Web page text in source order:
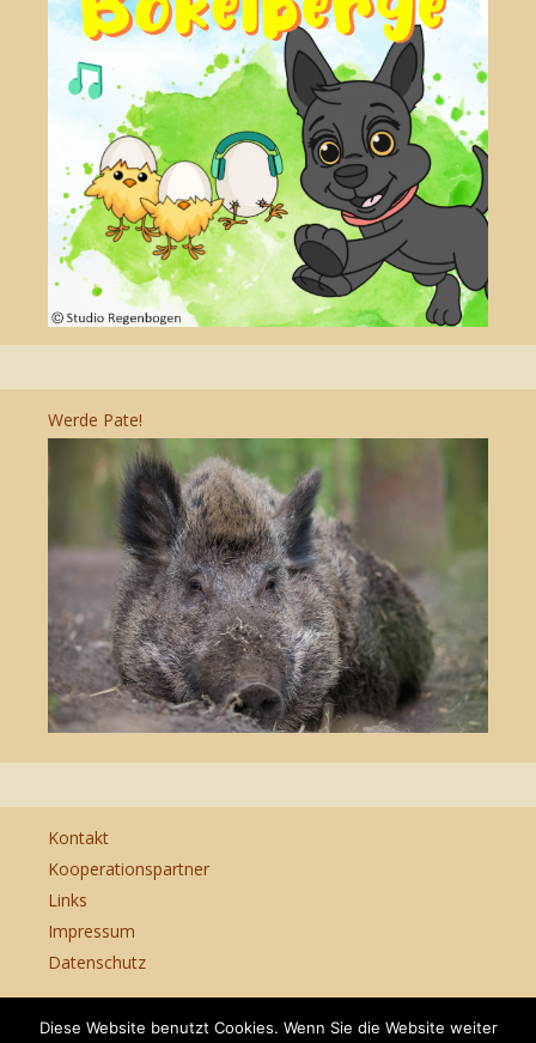
Werde Pate!
Kontakt
Kooperationspartner
Links
Impressum
Datenschutz
Diese Website benutzt Cookies. Wenn Sie die Website weiter